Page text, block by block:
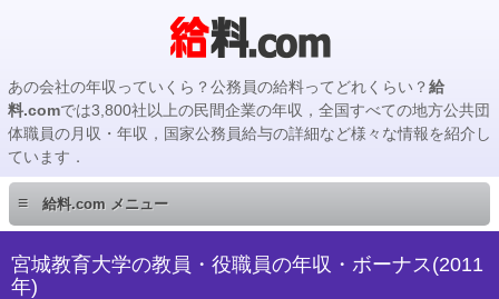
あの会社の年収っていくら？公務員の給料ってどれくらい？給
料.comでは3,800社以上の民間企業の年収，全国すべての地方公共団
体職員の月収・年収，国家公務員給与の詳細など様々な情報を紹介し
ています．
≡ 給料.com メニュー
民間企業編
宮城教育大学の教員・役職員の年収・ボーナス(2011
年)